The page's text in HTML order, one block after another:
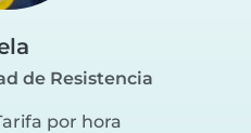
de Resistencia
por hora